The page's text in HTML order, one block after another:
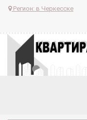
Регион: в Черкесске